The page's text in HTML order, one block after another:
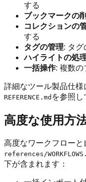
する
ブックマークの
コレクションの
する
タグの管理: タグ
ハイライトの処
一括操作: 複数の
詳細なツール製品仕様
REFERENCE.md を参照し
高度な使用方
高度なワークフローと
references/
下が含まれます：